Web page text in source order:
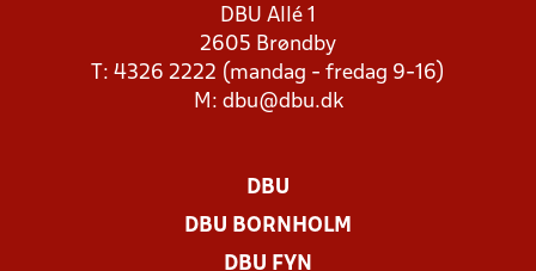
DBU Allé 1
2605 Brøndby
T: 4326 2222 (mandag - fredag 9-16)
M: dbu@dbu.dk
DBU
DBU BORNHOLM
DBU FYN